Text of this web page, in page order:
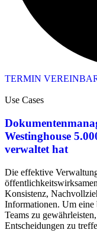
TERMIN
Use Cases
Westinghouse
verwaltet hat
Die effektive
Konsistenz,
Informationen. Um eine
Teams zu
Entscheidungen zu